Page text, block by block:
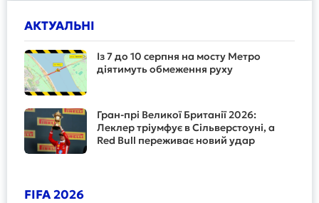
АКТУАЛЬНІ
Із 7 до 10 серпня на мосту Метро
діятимуть обмеження руху
Гран-прі Великої Британії 2026:
Леклер тріумфує в Сільверстоуні, а
Red Bull переживає новий удар
FIFA 2026